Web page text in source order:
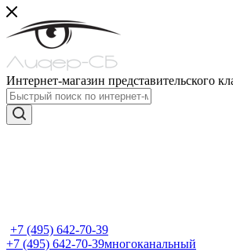
Интернет-магазин представительского
+7 (495) 642-70-39
+7 (495) 642-70-39многоканальный